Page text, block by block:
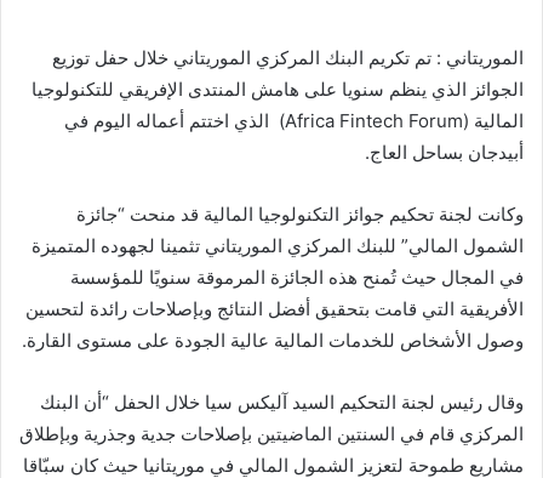
الموريتاني : تم تكريم البنك المركزي الموريتاني خلال حفل توزيع
الجوائز الذي ينظم سنويا على هامش المنتدى الإفريقي للتكنولوجيا
المالية (Africa Fintech Forum) الذي اختتم أعماله اليوم في
أبيدجان بساحل العاج.
وكانت لجنة تحكيم جوائز التكنولوجيا المالية قد منحت “جائزة
الشمول المالي” للبنك المركزي الموريتاني تثمينا لجهوده المتميزة
في المجال حيث تُمنح هذه الجائزة المرموقة سنويًا للمؤسسة
الأفريقية التي قامت بتحقيق أفضل النتائج وبإصلاحات رائدة لتحسين
وصول الأشخاص للخدمات المالية عالية الجودة على مستوى القارة.
وقال رئيس لجنة التحكيم السيد آليكس سيا خلال الحفل “أن البنك
المركزي قام في السنتين الماضيتين بإصلاحات جدية وجذرية وبإطلاق
مشاريع طموحة لتعزيز الشمول المالي في موريتانيا حيث كان سبّاقا